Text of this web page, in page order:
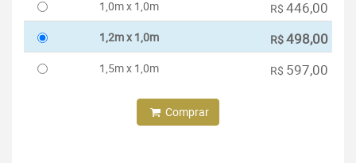
1,0m x 1,0m R$ 446,00
1,2m x 1,0m R$498,00
1,5m x 1,0m R$ 597,00
Comprar